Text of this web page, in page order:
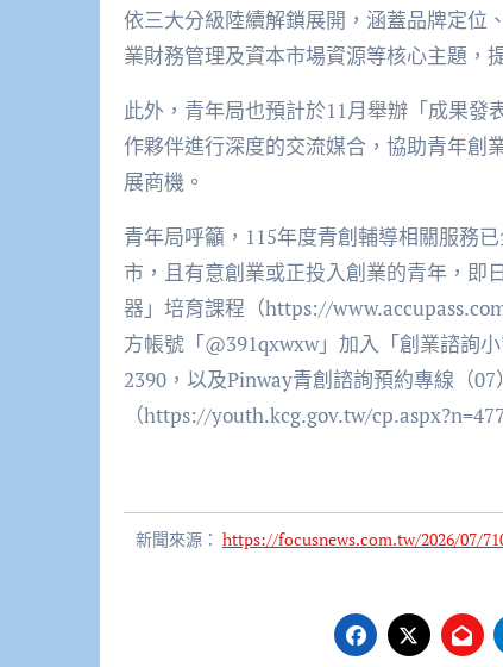
依三大分級陸續解鎖展開，涵蓋品牌定位
業財務管理及資本市場資源等核心主題，
此外，青年局也預計於11月舉辦「成果
作夥伴進行深度的交流媒合，協助青年創
展商機。
青年局呼籲，115年度青創輔導相關服務
市，且有意創業或正投入創業的青年，即
器」培育課程（https://
方帳號「@391qxwxw」加入「創業諮詢
2390，以及Pinway青創諮詢預約專線（07
（https://youth.kcg.gov.tw/
新聞來源： https://focusnews.com.tw/2026/07/